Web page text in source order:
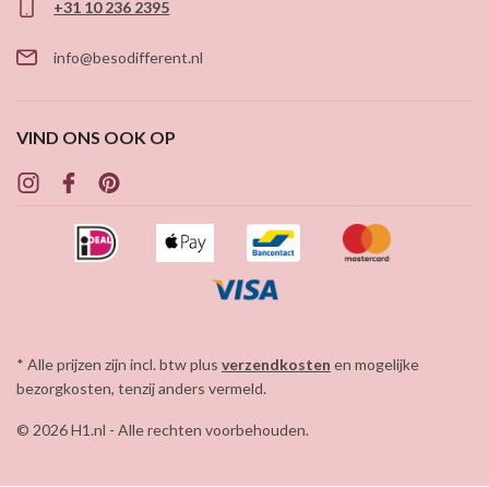
+31 10 236 2395
info@besodifferent.nl
VIND ONS OOK OP
* Alle prijzen zijn incl. btw plus verzendkosten en mogelijke
bezorgkosten, tenzij anders vermeld.
© 2026 H1.nl - Alle rechten voorbehouden.